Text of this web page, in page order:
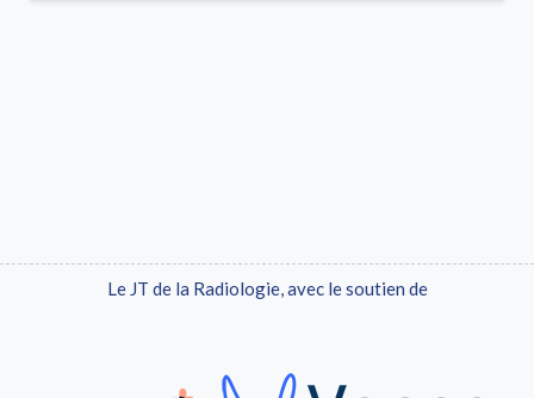
Le JT de la Radiologie, avec le soutien de